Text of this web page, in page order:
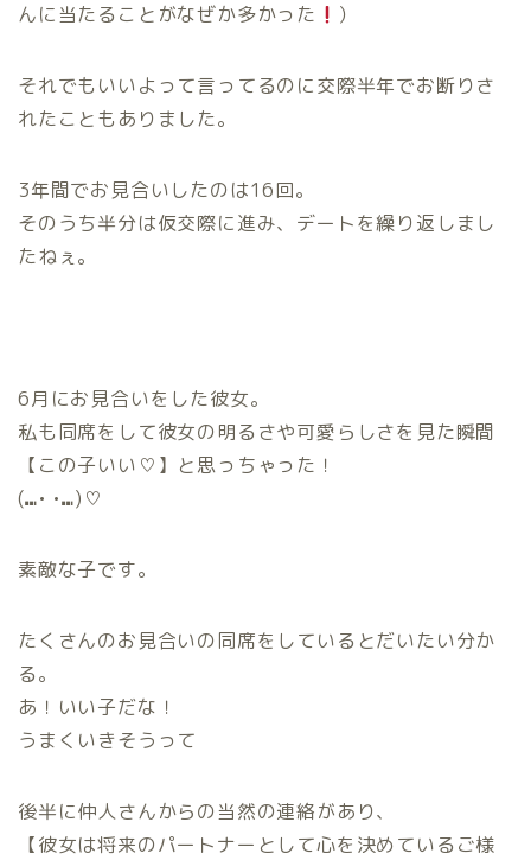
んに当たることがなぜか多かった
）
それでもいいよって言ってるのに交際半年でお断りさ
れたこともありました。
3年間でお見合いしたのは16回。
そのうち半分は仮交際に進み、デートを繰り返しまし
たねぇ。
6月にお見合いをした彼女。
私も同席をして彼女の明るさや可愛らしさを見た瞬間
【この子いい♡】と思っちゃった！
(⑉• •⑉)♡
素敵な子です。
たくさんのお見合いの同席をしているとだいたい分か
る。
あ！いい子だな！
うまくいきそうって
後半に仲人さんからの当然の連絡があり、
【彼女は将来のパートナーとして心を決めているご様